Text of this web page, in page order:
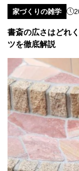
家づくりの雑学
書斎の広さはどれ
ツを徹底解説